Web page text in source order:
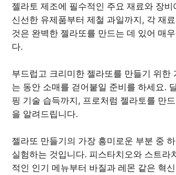
젤라토 제조에 필수적인 주요 재료와 장
신선한 유제품부터 제철 과일까지, 각 재
것은 완벽한 젤라또를 만드는 데 있어 매
다.
부드럽고 크리미한 젤라또를 만들기 위한
는 동안 소매를 걷어붙일 준비를 하세요.
핑 기술 습득까지, 프로처럼 젤라토를 만
을 알려드립니다.
젤라또 만들기의 가장 흥미로운 부분 중
실험하는 것입니다. 피스타치오와 스트라
적인 인기 메뉴부터 바질과 레몬 같은 혁